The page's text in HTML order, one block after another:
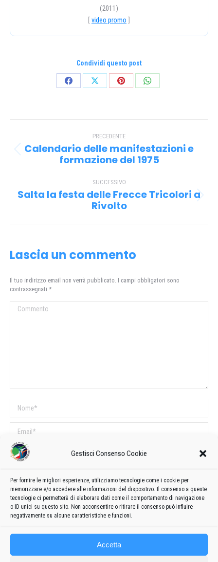
Gestisci Consenso Cookie
Per fornire le migliori esperienze, utilizziamo tecnologie come i cookie per
memorizzare e/o accedere alle informazioni del dispositivo. Il consenso a queste
tecnologie ci permetterà di elaborare dati come il comportamento di navigazione
o ID unici su questo sito. Non acconsentire o ritirare il consenso può influire
negativamente su alcune caratteristiche e funzioni.
Accetta
(2011)
[ video promo ]
Condividi questo post
CondividiCondividiCondividiCondividi
tra PRECEDENTE
Post
precedente:
Calendario delle manifestazioni e
formazione del 1975
SUCCESSIVO
Prossimo
post:
Salta la festa delle Frecce Tricolori a
Rivolto
Lascia un commento
Il tuo indirizzo email non verrà pubblicato. I campi obbligatori sono
contrassegnati *
Commento
Nome *
Email *
Sito web
COMMENTI SUL POST
Questo sito utilizza Akismet per ridurre lo spam.Scopri come vengono
elaborati i dati derivati dai commenti.